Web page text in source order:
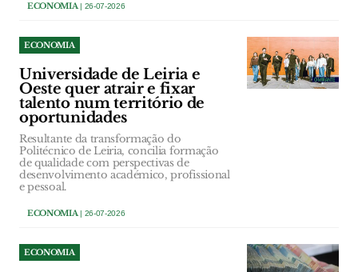
ECONOMIA| 26-07-2026
ECONOMIA
Universidade de Leiria e
Oeste quer atrair e fixar
talento num território de
oportunidades
Resultante da transformação do
Politécnico de Leiria, concilia formação
de qualidade com perspectivas de
desenvolvimento académico, profissional
e pessoal.
ECONOMIA| 26-07-2026
ECONOMIA